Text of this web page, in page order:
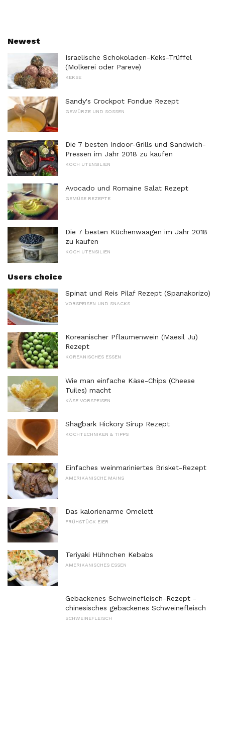
Newest
Israelische Schokoladen-Keks-Trüffel
(Molkerei oder Pareve)
KEKSE
Sandy's Crockpot Fondue Rezept
GEWÜRZE UND SOSSEN
Die 7 besten Indoor-Grills und Sandwich-
Pressen im Jahr 2018 zu kaufen
KOCH UTENSILIEN
Avocado und Romaine Salat Rezept
GEMÜSE REZEPTE
Die 7 besten Küchenwaagen im Jahr 2018
zu kaufen
KOCH UTENSILIEN
Users choice
Spinat und Reis Pilaf Rezept (Spanakorizo)
VORSPEISEN UND SNACKS
Koreanischer Pflaumenwein (Maesil Ju)
Rezept
KOREANISCHES ESSEN
Wie man einfache Käse-Chips (Cheese
Tuiles) macht
KÄSE VORSPEISEN
Shagbark Hickory Sirup Rezept
KOCHTECHNIKEN & TIPPS
Einfaches weinmariniertes Brisket-Rezept
AMERIKANISCHE MAINS
Das kalorienarme Omelett
FRÜHSTÜCK EIER
Teriyaki Hühnchen Kebabs
AMERIKANISCHES ESSEN
Gebackenes Schweinefleisch-Rezept -
chinesisches gebackenes Schweinefleisch
SCHWEINEFLEISCH